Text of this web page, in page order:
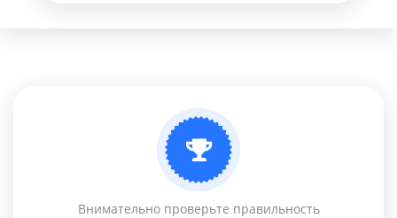
Внимательно проверьте правильность